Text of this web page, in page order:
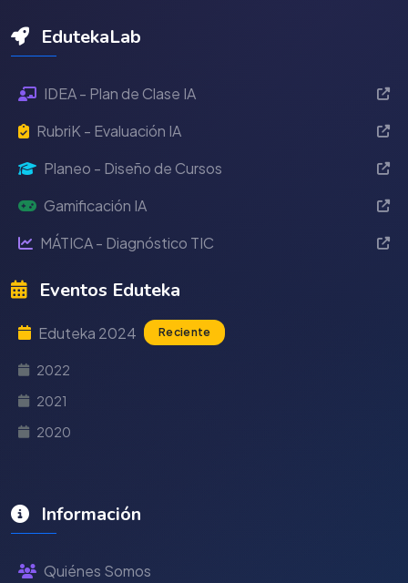
EdutekaLab
IDEA - Plan de Clase IA
RubriK - Evaluación IA
Planeo - Diseño de Cursos
Gamificación IA
MÁTICA - Diagnóstico TIC
Eventos Eduteka
Eduteka 2024 Reciente
2022
2021
2020
Información
Quiénes Somos